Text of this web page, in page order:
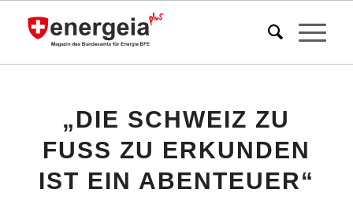
„DIE SCHWEIZ ZU
FUSS ZU ERKUNDEN
IST EIN ABENTEUER“